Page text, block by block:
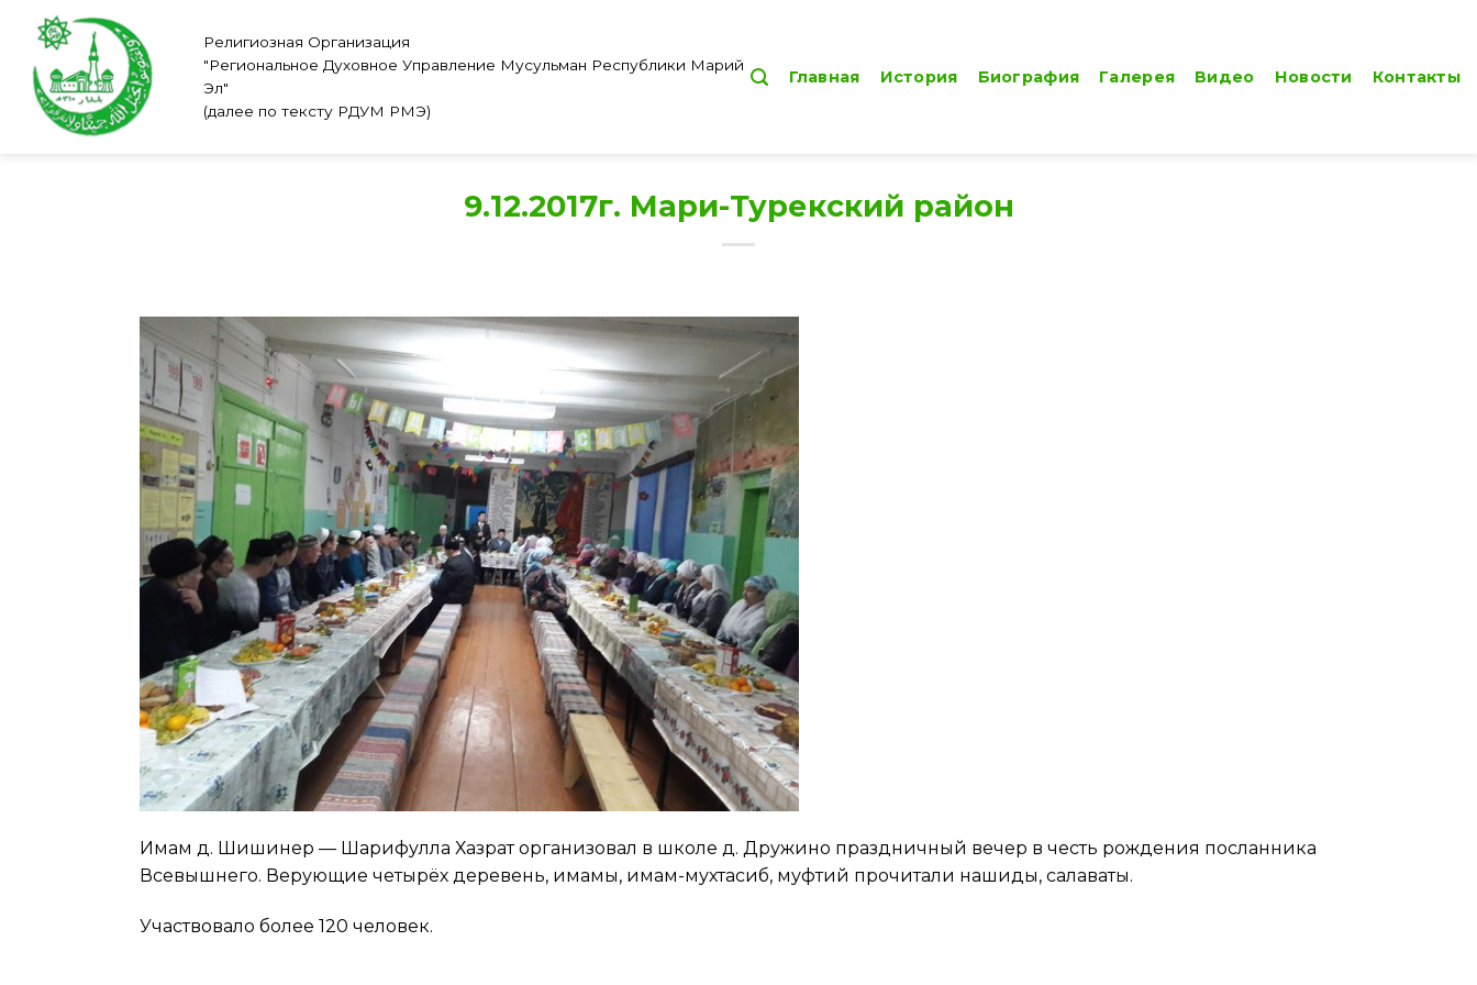
content
Религиозная Организация
"Региональное Духовное Управление Мусульман Республики Марий
Эл"
(далее по тексту РДУМ РМЭ)
Главная История Биография Галерея Видео Новости Контакты
9.12.2017г. Мари-Турекский район
Имам д. Шишинер — Шарифулла Хазрат организовал в школе д. Дружино праздничный вечер в честь рождения посланника
Всевышнего. Верующие четырёх деревень, имамы, имам-мухтасиб, муфтий прочитали нашиды, салаваты.
Участвовало более 120 человек.